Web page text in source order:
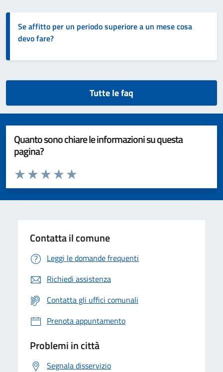
Se affitto per un periodo superiore a un mese cosa
devo fare?
Tutte le faq
Quanto sono chiare le informazioni su questa
pagina?
Valuta da 1 a 5 stelle la pagina
Valuta 5 stelle su 5
Valuta 4 stelle su 5
Valuta 3 stelle su 5
Valuta 2 stelle su 5
Valuta 1 stelle su 5
Contatta il comune
Leggi le domande frequenti
Richiedi assistenza
Contatta gli uffici comunali
Prenota appuntamento
Problemi in città
Segnala disservizio